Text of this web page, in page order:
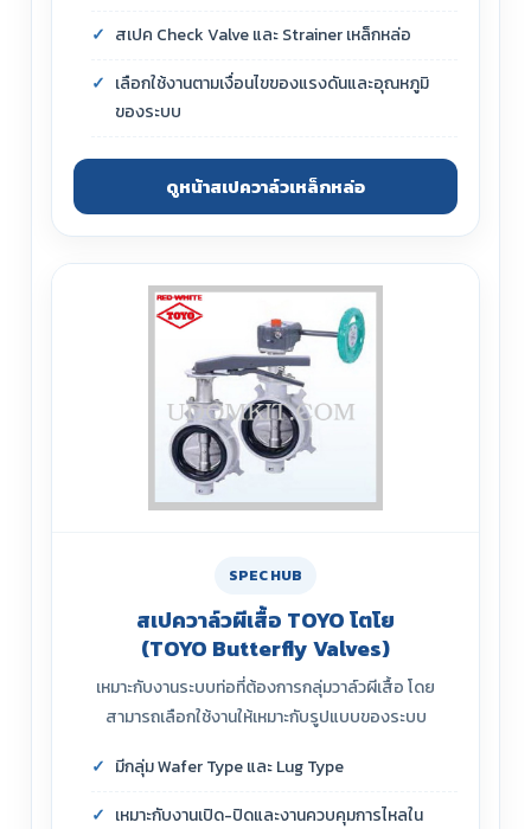
สเปค Check Valve และ Strainer เหล็กหล่อ
เลือกใช้งานตามเงื่อนไขของแรงดันและอุณหภูมิ
ของระบบ
ดูหน้าสเปควาล์วเหล็กหล่อ
SPEC HUB
สเปควาล์วผีเสื้อ TOYO โตโย
(TOYO Butterfly Valves)
เหมาะกับงานระบบท่อที่ต้องการกลุ่มวาล์วผีเสื้อ โดย
สามารถเลือกใช้งานให้เหมาะกับรูปแบบของระบบ
มีกลุ่ม Wafer Type และ Lug Type
เหมาะกับงานเปิด-ปิดและงานควบคุมการไหลใน